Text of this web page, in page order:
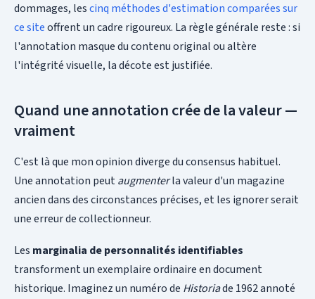
dommages, lescinq méthodes d'estimation comparées sur
ce siteoffrent un cadre rigoureux. La règle générale reste : si
l'annotation masque du contenu original ou altère
l'intégrité visuelle, la décote est justifiée.
Quand une annotation crée de la valeur —
vraiment
C'est là que mon opinion diverge du consensus habituel.
Une annotation peutaugmenterla valeur d'un magazine
ancien dans des circonstances précises, et les ignorer serait
une erreur de collectionneur.
Les marginalia de personnalités identifiables
transforment un exemplaire ordinaire en document
historique. Imaginez un numéro de Historiade 1962 annoté